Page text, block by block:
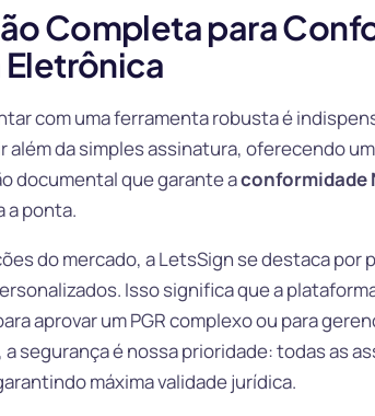
Completa para
Eletrônica
com uma ferramenta robusta é
além da simples assinatura, oferecendo
documental que garante aconformidade
a ponta.
do mercado, a LetsSign se destaca por
Isso significa que a
aprovar um PGR complexo ou para
segurança é nossa prioridade: todas as
máxima validade jurídica.